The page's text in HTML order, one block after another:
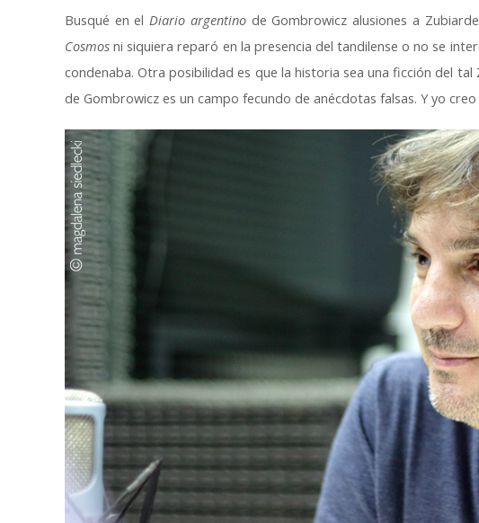
Busqué en elDiario argentinode Gombrowicz alusiones a
Cosmosni siquiera reparó en la presencia del tandilense o no se
condenaba. Otra posibilidad es que la historia sea una ficción del
de Gombrowicz es un campo fecundo de anécdotas falsas. Y yo